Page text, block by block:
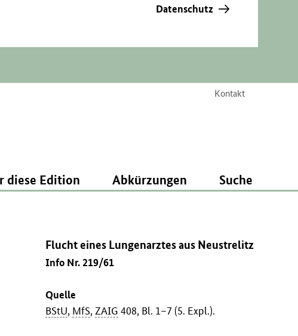
Datenschutz
Kontakt
diese Edition Abkürzungen Suche
Flucht eines Lungenarztes aus Neustrelitz
Info Nr. 219/61
Quelle
BStU, MfS,ZAIG 408, Bl. 1–7 (5. Expl.).